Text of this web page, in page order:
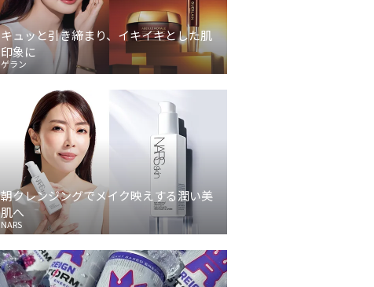
キュッと引き締まり、イキイキとした肌
印象に
ゲラン
朝クレンジングでメイク映えする潤い美
肌へ
NARS